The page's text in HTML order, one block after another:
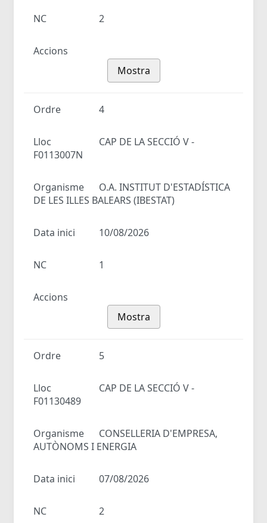
NC 2
Accions
Mostra
Ordre 4
Lloc
CAP DE LA SECCIÓ V -
F0113007N
Organisme
O.A. INSTITUT D'ESTADÍSTICA
DE LES ILLES BALEARS (IBESTAT)
Data inici 10/08/2026
NC 1
Accions
Mostra
Ordre 5
Lloc
CAP DE LA SECCIÓ V -
F01130489
Organisme
CONSELLERIA D'EMPRESA,
AUTÒNOMS I ENERGIA
Data inici 07/08/2026
NC 2